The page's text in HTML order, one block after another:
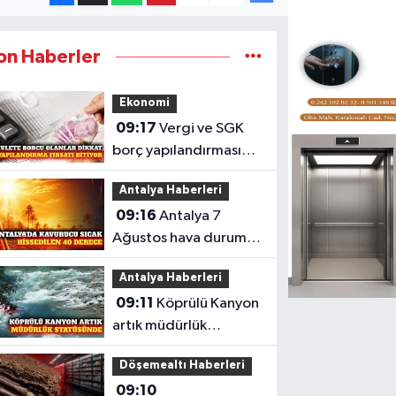
Haberler
Ekonomi
09:17 Vergi ve SGK
borç yapılandırması
için süre daralıyor
Antalya Haberleri
09:16 Antalya 7
Ağustos hava durumu:
Hissedilen sıcaklık 40
derece
Antalya Haberleri
09:11
artık müdürlük
statüsüyle yönetilecek
Döşemealtı Haberleri
09:10